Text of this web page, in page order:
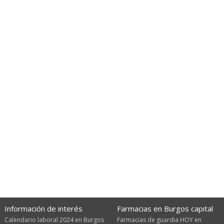
Información de interés
Calendario laboral 2024 en Burgos
Farmacias en Burgos capital
Farmacias de guardia HOY en